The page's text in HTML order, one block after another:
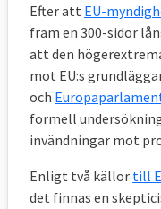
Efter att EU-
fram en 300-sidor
att den
mot EU:s
och
formell
invändningar mot
Enligt två källor till
det finnas en